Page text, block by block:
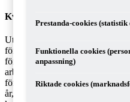
Kvalificerade personaloptioner
Utredningen föreslår att
förmånliga villkor under vissa
förmånsbeskattas.
arbetsgivaravgifter. Under
förvärv av aktier tidigast tre år
år, ska en vinst vid avyttring av
Prestanda-cookies (statistik
Funktionella cookies
anpassning)
Riktade cookies